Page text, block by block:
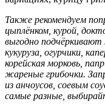
Также рекомендуем
цыплёнком, курой,
выгодно
кукуруза, огурчики,
корейская морковь,
жареные грибочки.
из анчоусов, соевым
самые разные,